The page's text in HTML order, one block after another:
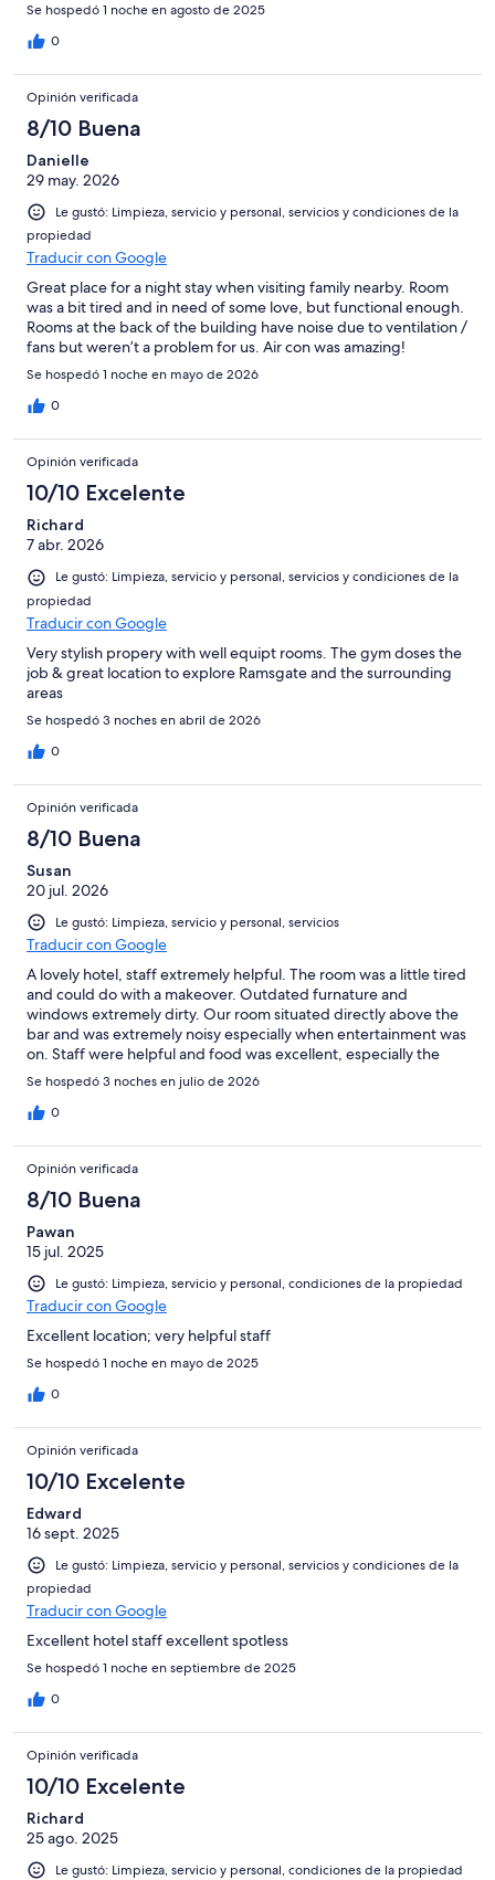
Se hospedó 1 noche en agosto de 2025
0
Opinión verificada
8/10 Buena
Danielle
29 may. 2026
Le gustó: Limpieza, servicio y personal, servicios y condiciones de la
propiedad
Traducir con Google
Great place for a night stay when visiting family nearby. Room
was a bit tired and in need of some love, but functional enough.
Rooms at the back of the building have noise due to ventilation /
fans but weren’t a problem for us. Air con was amazing!
Se hospedó 1 noche en mayo de 2026
0
Opinión verificada
10/10 Excelente
Richard
7 abr. 2026
Le gustó: Limpieza, servicio y personal, servicios y condiciones de la
propiedad
Traducir con Google
Very stylish propery with well equipt rooms. The gym doses the
job & great location to explore Ramsgate and the surrounding
areas
Se hospedó 3 noches en abril de 2026
0
Opinión verificada
8/10 Buena
Susan
20 jul. 2026
Le gustó: Limpieza, servicio y personal, servicios
Traducir con Google
A lovely hotel, staff extremely helpful. The room was a little tired
and could do with a makeover. Outdated furnature and
windows extremely dirty. Our room situated directly above the
bar and was extremely noisy especially when entertainment was
on. Staff were helpful and food was excellent, especially the
breakfast. We would thoroughly recommend the food. Would
stay at this hotel again, but would ask for a room higher than the
first floor. floor one
Se hospedó 3 noches en julio de 2026
0
Opinión verificada
8/10 Buena
Pawan
15 jul. 2025
Le gustó: Limpieza, servicio y personal, condiciones de la propiedad
Traducir con Google
Excellent location; very helpful staff
Se hospedó 1 noche en mayo de 2025
0
Opinión verificada
10/10 Excelente
Edward
16 sept. 2025
Le gustó: Limpieza, servicio y personal, servicios y condiciones de la
propiedad
Traducir con Google
Excellent hotel staff excellent spotless
Se hospedó 1 noche en septiembre de 2025
0
Opinión verificada
10/10 Excelente
Richard
25 ago. 2025
Le gustó: Limpieza, servicio y personal, condiciones de la propiedad